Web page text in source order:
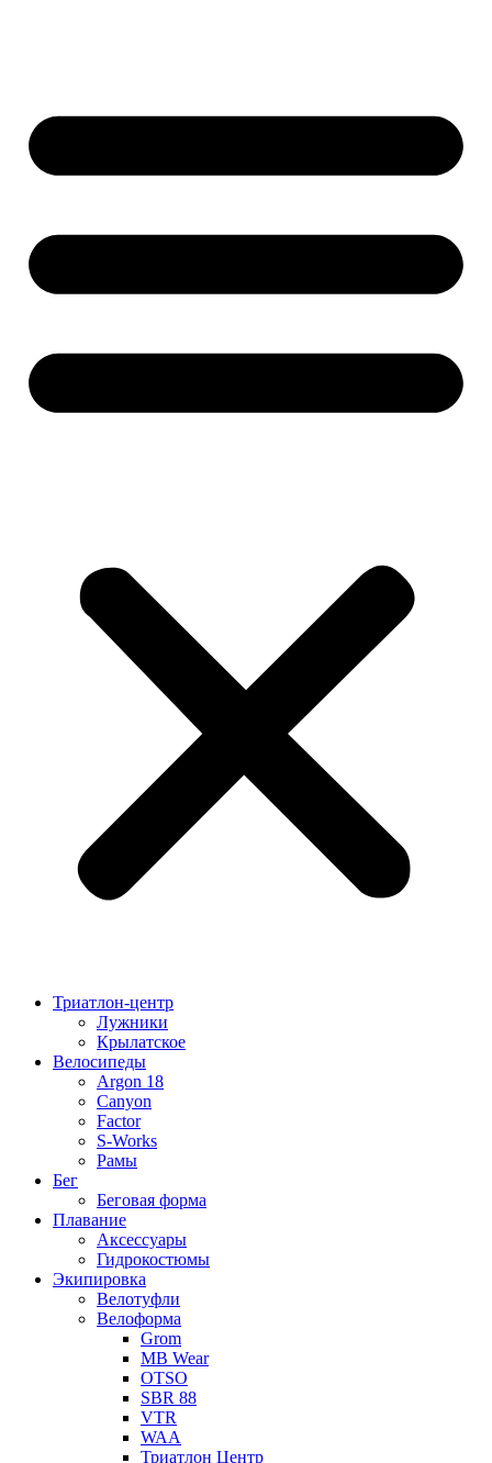
Триатлон-центр
Лужники
Крылатское
Велосипеды
Argon 18
Canyon
Factor
S-Works
Рамы
Бег
Беговая форма
Плавание
Аксессуары
Гидрокостюмы
Экипировка
Велотуфли
Велоформа
Grom
MB Wear
OTSO
SBR 88
VTR
WAA
Триатлон Центр